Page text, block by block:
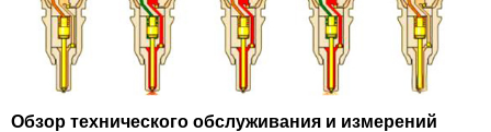
Обзор технического обслуживания и измерений